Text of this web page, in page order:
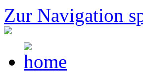
Zur Navigation